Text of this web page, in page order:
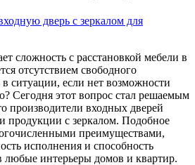
сложность с расстановкой мебели в
отсутствием свободного
ситуации, если нет возможности
Сегодня этот вопрос стал решаемым
производители входных дверей
продукции с зеркалом. Подобное
преимуществами,
исполнения и способность
любые интерьеры домов и квартир.